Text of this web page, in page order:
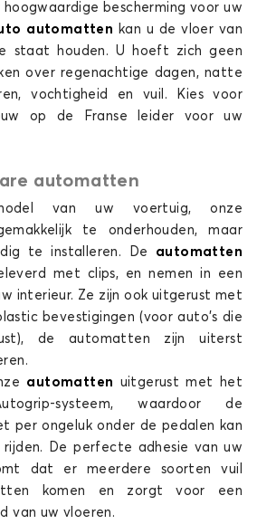
voor CUPRA BORN
FORMENTOR
voor CUPRA FORMENTOR
LEON
voor CUPRA LEON
RAVAL
bescherming voor uw
automatten kan u de vloer van
staat houden. U hoeft zich geen
over regenachtige dagen, natte
vochtigheid en vuil. Kies voor
op de Franse leider voor uw
automatten
van uw voertuig, onze
te onderhouden, maar
te installeren. De automatten
met clips, en nemen in een
interieur. Ze zijn ook uitgerust met
bevestigingen (voor auto's die
de automatten zijn uiterst
automatten uitgerust met het
systeem, waardoor de
per ongeluk onder de pedalen kan
De perfecte adhesie van uw
dat er meerdere soorten vuil
komen en zorgt voor een
van uw vloeren.